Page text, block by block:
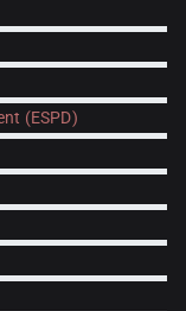
(ESPD)